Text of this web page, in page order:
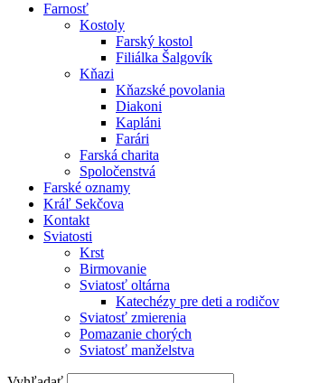
Farnosť
Kostoly
Farský kostol
Filiálka Šalgovík
Kňazi
Kňazské povolania
Diakoni
Kapláni
Farári
Farská charita
Spoločenstvá
Farské oznamy
Kráľ Sekčova
Kontakt
Sviatosti
Krst
Birmovanie
Sviatosť oltárna
Katechézy pre deti a rodičov
Sviatosť zmierenia
Pomazanie chorých
Sviatosť manželstva